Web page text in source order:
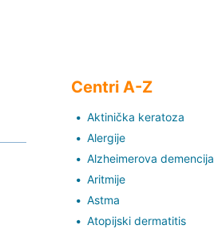
Centri A-Z
Aktinička keratoza
Alergije
Alzheimerova demencija
Aritmije
Astma
Atopijski dermatitis